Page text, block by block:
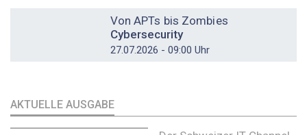
Von APTs bis Zombies
Cybersecurity
27.07.2026 - 09:00 Uhr
AKTUELLE AUSGABE